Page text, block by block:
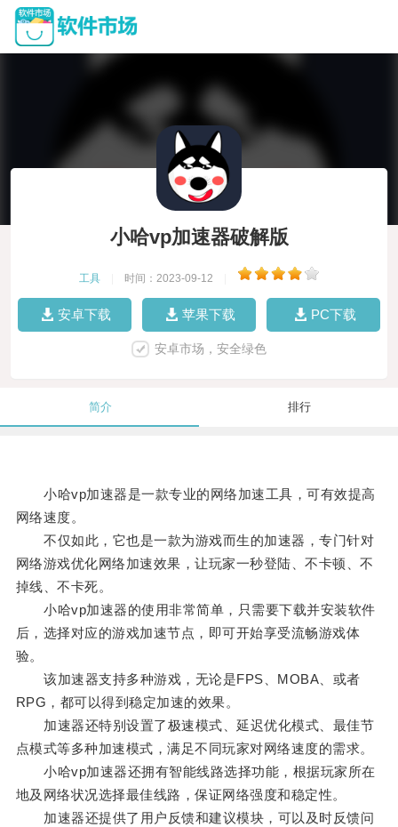
小哈vp加速器破解版
工具 时间：2023-09-12
安卓下载 苹果下载 PC下载
安卓市场，安全绿色
简介 排行
小哈vp加速器是一款专业的网络加速工具，可有效提高
网络速度。
不仅如此，它也是一款为游戏而生的加速器，专门针对
网络游戏优化网络加速效果，让玩家一秒登陆、不卡顿、不
掉线、不卡死。
小哈vp加速器的使用非常简单，只需要下载并安装软件
后，选择对应的游戏加速节点，即可开始享受流畅游戏体
验。
该加速器支持多种游戏，无论是FPS、MOBA、或者
RPG，都可以得到稳定加速的效果。
加速器还特别设置了极速模式、延迟优化模式、最佳节
点模式等多种加速模式，满足不同玩家对网络速度的需求。
小哈vp加速器还拥有智能线路选择功能，根据玩家所在
地及网络状况选择最佳线路，保证网络强度和稳定性。
加速器还提供了用户反馈和建议模块，可以及时反馈问